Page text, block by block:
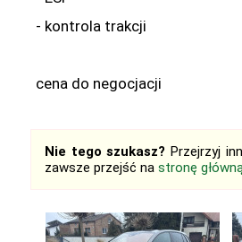
- kontrola trakcji
cena do negocjacji
Nie tego szukasz? Przejrzyj
zawsze przejść na stronę